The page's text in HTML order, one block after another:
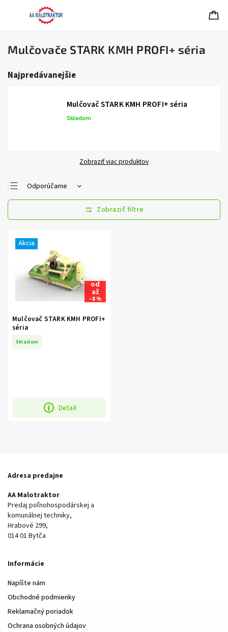
Mulčovače STARK KMH PROFI+ séria
Najpredávanejšie
Mulčovač STARK KMH PROFI+ séria
Skladom
Zobraziť viac produktov
Odporúčame
Najlacnejšie
Najdrahšie
Abecedne
Akcia
od
až
–8 %
Mulčovač STARK KMH PROFI+
séria
Skladom
Detail
Adresa predajne
AA Malotraktor
Predaj poľnohospodárskej a
komunálnej techniky,
Hrabové 299,
014 01 Bytča
Informácie
Napíšte nám
Obchodné podmienky
Reklamačný poriadok
Ochrana osobných údajov